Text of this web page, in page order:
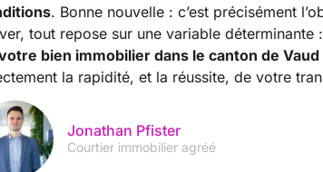
. Bonne nouvelle : c’est précisément
tout repose sur une variable déterminante
bien immobilier dans le canton de Vaud
la rapidité, et la réussite, de votre
Jonathan Pfister
Courtier immobilier agréé